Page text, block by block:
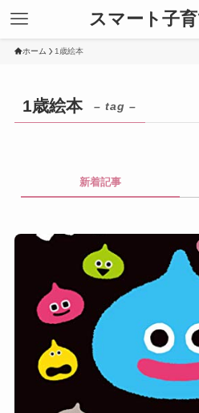
スマート子
ホーム 1歳絵本
1歳絵本 – tag –
新着記事